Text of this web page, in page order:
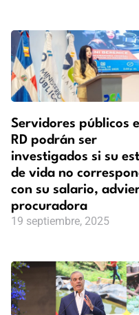
Servidores públicos
RD podrán ser
investigados si su
de vida no
con su salario,
procuradora
19 septiembre, 2025